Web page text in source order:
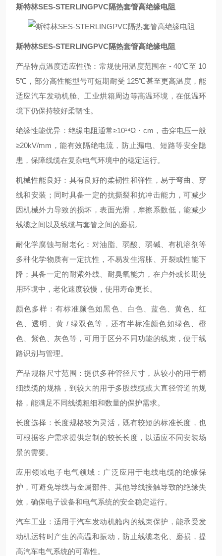
斯特林SES-STERLINGPVC隔热套管高绝缘电阻
斯特林SES-STERLINGPVC隔热套管高绝缘电阻
产品特点温度适应性强：常规使用温度范围在 - 40℃至 10
5℃，部分高性能型号可短期耐受 125℃甚至更高温度，能
适应汽车发动机舱、工业烘箱周边等高温环境，在低温环
境下仍保持较好柔韧性。
绝缘性能优异：绝缘电阻通常≥10¹⁴Ω・cm，击穿电压一般
≥20kV/mm，能有效隔绝电流，防止漏电、短路等安全隐
患，保障线缆在复杂电气环境中的稳定运行。
机械性能良好：具有良好的柔韧性和弹性，易于弯曲、穿
线和安装；同时具备一定的抗撕裂和抗冲击能力，可减少
因机械外力导致的损坏，表面光滑，摩擦系数低，能减少
线缆之间以及线缆与套管之间的磨损。
耐化学腐蚀与耐老化：对油脂、弱酸、弱碱、有机溶剂等
多种化学物质有一定抗性，不易发生溶胀、开裂或性能下
降；具备一定的耐紫外线、耐臭氧能力，在户外或长期使
用环境中，老化速度较慢，使用寿命更长。
颜色多样：有标准颜色如黑色、白色、蓝色、黄色、红
色、透明、黄 / 绿双色等，还有半标准颜色如绿色、橙
色、紫色、灰色等，可用于区分不同功能的线束，便于线
路识别与管理。
产品规格尺寸范围：提供多种管径尺寸，从较小的用于精
细线缆的规格，到较大的用于多股线缆或大直径管道的规
格，能满足不同线缆粗细和数量的保护需求。
长度选择：长度规格较为灵活，既有较短的标准长度，也
可根据客户需求提供定制的较长长度，以适应不同安装场
景的需要。
应用领域电子电气领域：广泛应用于电线电缆的绝缘保
护，可避免导线与金属部件、其他导线接触导致的绝缘失
效，确保电子设备和电气系统的安全稳定运行。
汽车工业：适用于汽车发动机舱内的线束保护，能承受发
动机运转时产生的高温和振动，防止线缆老化、磨损，提
高汽车电气系统的可靠性。